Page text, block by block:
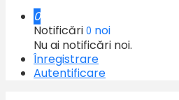
0
Notificări 0 noi
Nu ai notificări noi.
Înregistrare
Autentificare